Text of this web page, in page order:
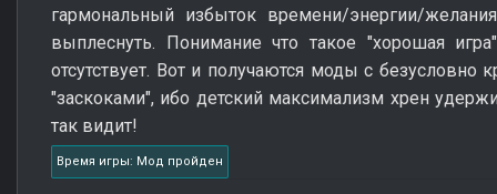
гармональный избыток времени/энергии/
выплеснуть. Понимание что такое "хорошая
отсутствует. Вот и получаются моды с
"заскоками", ибо детский максимализм хрен
так видит!
Время игры: Мод пройден